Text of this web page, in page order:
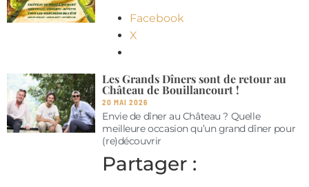
Facebook
X
Les Grands Dîners sont de retour au
Château de Bouillancourt !
20 MAI 2026
Envie de dîner au Château ? Quelle
meilleure occasion qu’un grand dîner pour
(re)découvrir
Partager :